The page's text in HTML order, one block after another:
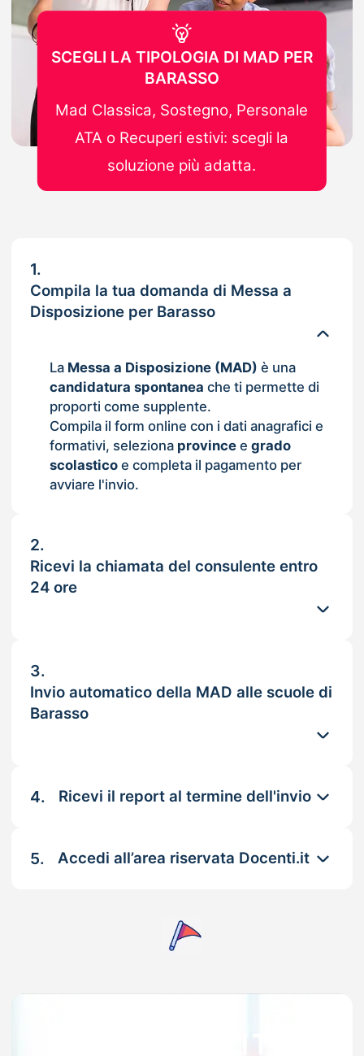
1.
Compila la tua domanda di Messa a
Disposizione per Barasso
La Messa a Disposizione (MAD) è una
candidatura spontanea che ti permette di
proporti come supplente.
Compila il form online con i dati anagrafici e
formativi, seleziona provincee grado
scolasticoe completa il pagamento per
avviare l'invio.
2.
Ricevi la chiamata del consulente entro
24 ore
3.
Invio automatico della MAD alle scuole di
Barasso
4. Ricevi il report al termine dell'invio
5. Accedi all’area riservata Docenti.it
SCEGLI LA TIPOLOGIA DI MAD PER
BARASSO
Mad Classica, Sostegno, Personale
ATA o Recuperi estivi: scegli la
soluzione più adatta.